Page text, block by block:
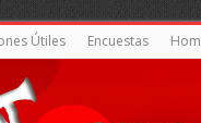
Útiles Encuestas